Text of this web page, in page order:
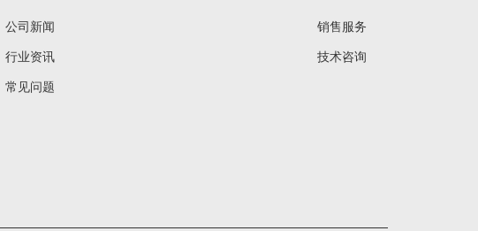
公司新闻
行业资讯
常见问题
销售服务
技术咨询